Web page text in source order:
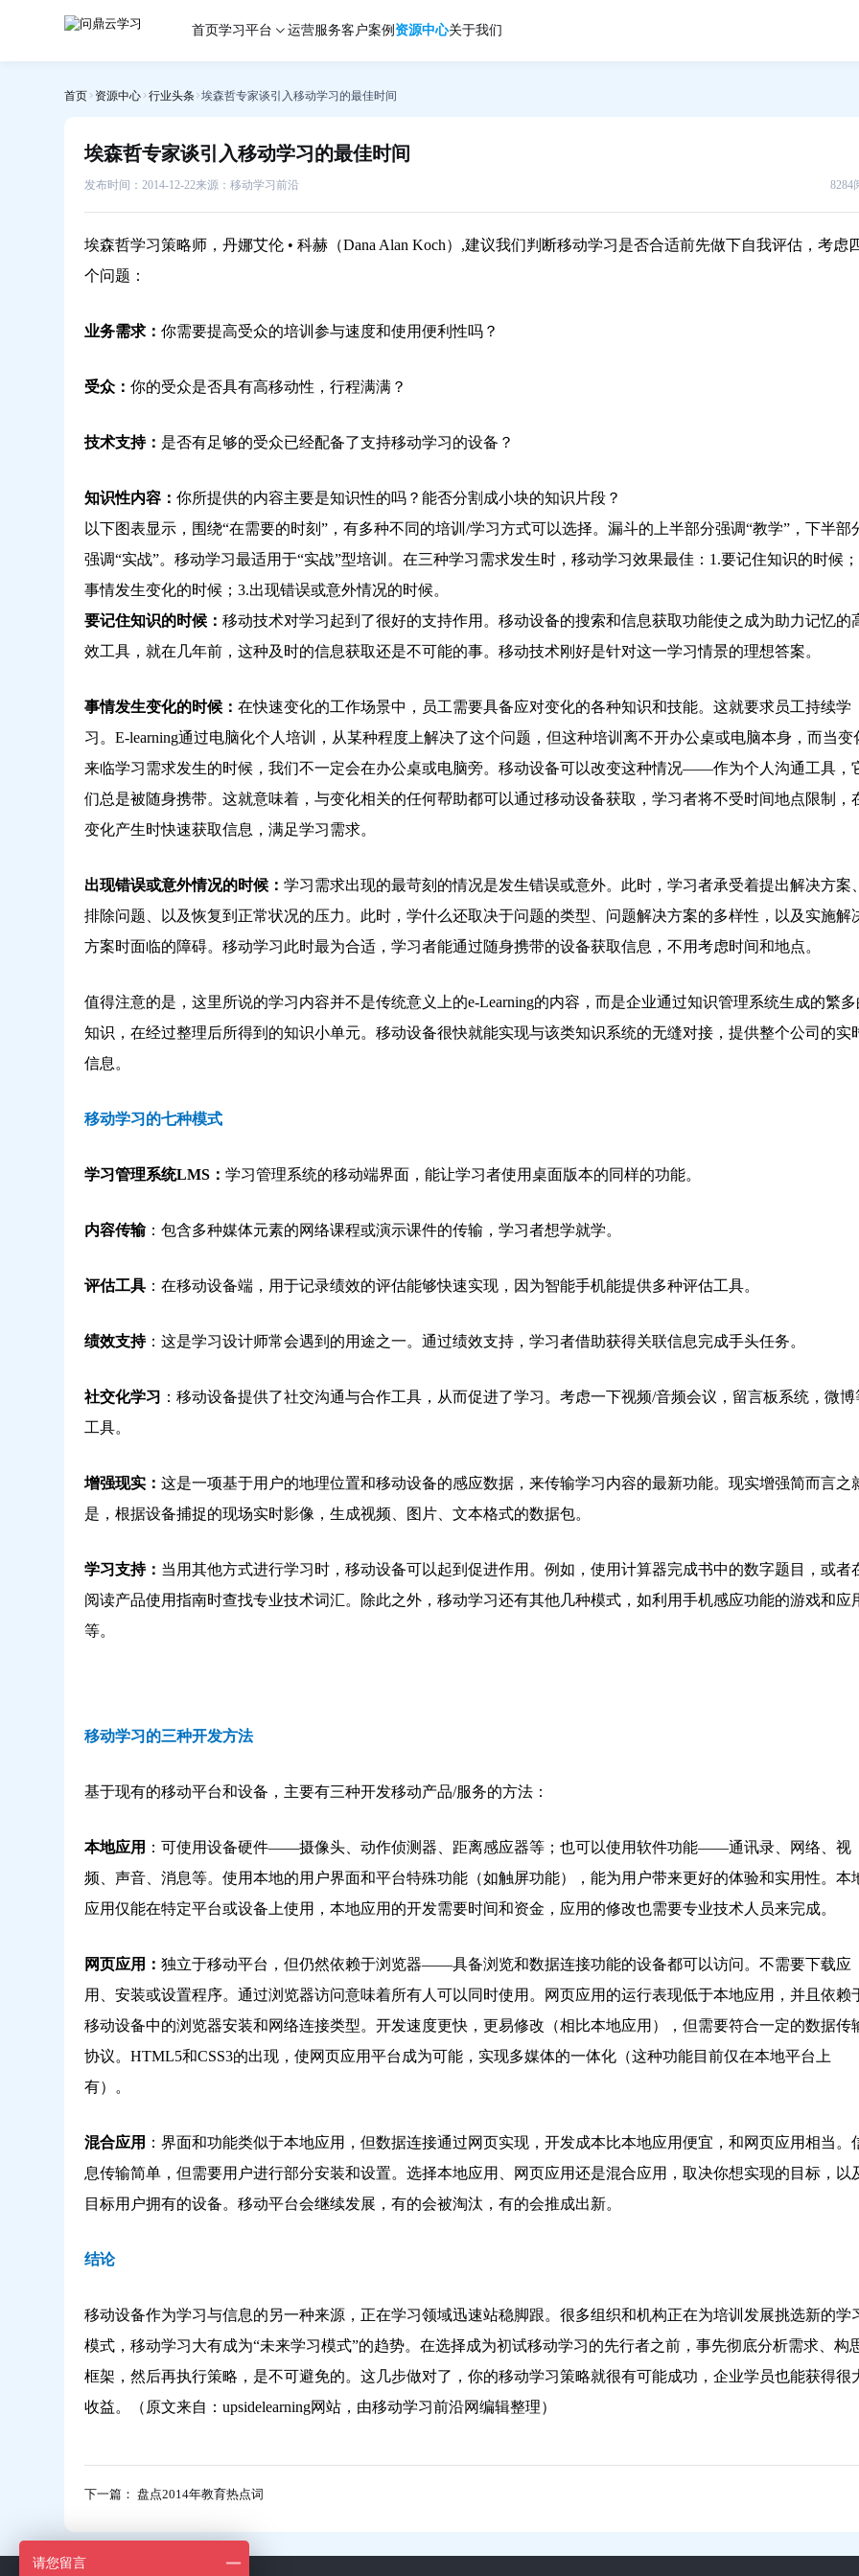
首页学习平台 运营服务客户案例 资源中心关于我们
首页 资源中心 行业头条 埃森哲专家谈引入移动学习的最佳时间
埃森哲专家谈引入移动学习的最佳时间
发布时间：2014-12-22来源：移动学习前沿 8284
埃森哲学习策略师，丹娜艾伦 • 科赫（Dana Alan Koch）,建议我们判断移动学习是否合适前先做下自我评估，考虑
个问题：
业务需求： 你需要提高受众的培训参与速度和使用便利性吗？
受众： 你的受众是否具有高移动性，行程满满？
技术支持： 是否有足够的受众已经配备了支持移动学习的设备？
知识性内容： 你所提供的内容主要是知识性的吗？能否分割成小块的知识片段？
以下图表显示，围绕“在需要的时刻”，有多种不同的培训/学习方式可以选择。漏斗的上半部分强调“教学”，下半部
强调“实战”。移动学习最适用于“实战”型培训。在三种学习需求发生时，移动学习效果最佳：1.要记住知识的时候
事情发生变化的时候；3.出现错误或意外情况的时候。
要记住知识的时候： 移动技术对学习起到了很好的支持作用。移动设备的搜索和信息获取功能使之成为助力记忆的
效工具，就在几年前，这种及时的信息获取还是不可能的事。移动技术刚好是针对这一学习情景的理想答案。
事情发生变化的时候： 在快速变化的工作场景中，员工需要具备应对变化的各种知识和技能。这就要求员工持续学
习。E-learning通过电脑化个人培训，从某种程度上解决了这个问题，但这种培训离不开办公桌或电脑本身，而当变
来临学习需求发生的时候，我们不一定会在办公桌或电脑旁。移动设备可以改变这种情况——作为个人沟通工具，
们总是被随身携带。这就意味着，与变化相关的任何帮助都可以通过移动设备获取，学习者将不受时间地点限制，
变化产生时快速获取信息，满足学习需求。
出现错误或意外情况的时候： 学习需求出现的最苛刻的情况是发生错误或意外。此时，学习者承受着提出解决方案、
排除问题、以及恢复到正常状况的压力。此时，学什么还取决于问题的类型、问题解决方案的多样性，以及实施解
方案时面临的障碍。移动学习此时最为合适，学习者能通过随身携带的设备获取信息，不用考虑时间和地点。
值得注意的是，这里所说的学习内容并不是传统意义上的e-Learning的内容，而是企业通过知识管理系统生成的繁多
知识，在经过整理后所得到的知识小单元。移动设备很快就能实现与该类知识系统的无缝对接，提供整个公司的实
信息。
移动学习的七种模式
学习管理系统LMS： 学习管理系统的移动端界面，能让学习者使用桌面版本的同样的功能。
内容传输：包含多种媒体元素的网络课程或演示课件的传输，学习者想学就学。
评估工具：在移动设备端，用于记录绩效的评估能够快速实现，因为智能手机能提供多种评估工具。
绩效支持：这是学习设计师常会遇到的用途之一。通过绩效支持，学习者借助获得关联信息完成手头任务。
社交化学习 ：移动设备提供了社交沟通与合作工具，从而促进了学习。考虑一下视频/音频会议，留言板系统，微博
工具。
增强现实： 这是一项基于用户的地理位置和移动设备的感应数据，来传输学习内容的最新功能。现实增强简而言之
是，根据设备捕捉的现场实时影像，生成视频、图片、文本格式的数据包。
学习支持： 当用其他方式进行学习时，移动设备可以起到促进作用。例如，使用计算器完成书中的数字题目，或者
阅读产品使用指南时查找专业技术词汇。除此之外，移动学习还有其他几种模式，如利用手机感应功能的游戏和应
等。
移动学习的三种开发方法
基于现有的移动平台和设备，主要有三种开发移动产品/服务的方法：
本地应用 ： 可使用设备硬件——摄像头、动作侦测器、距离感应器等；也可以使用软件功能——通讯录、网络、视
频、声音、消息等。使用本地的用户界面和平台特殊功能（如触屏功能），能为用户带来更好的体验和实用性。本
应用仅能在特定平台或设备上使用，本地应用的开发需要时间和资金，应用的修改也需要专业技术人员来完成。
网页应用： 独立于移动平台，但仍然依赖于浏览器——具备浏览和数据连接功能的设备都可以访问。不需要下载应
用、安装或设置程序。通过浏览器访问意味着所有人可以同时使用。网页应用的运行表现低于本地应用，并且依赖
移动设备中的浏览器安装和网络连接类型。开发速度更快，更易修改（相比本地应用），但需要符合一定的数据传
协议。HTML5和CSS3的出现，使网页应用平台成为可能，实现多媒体的一体化（这种功能目前仅在本地平台上
有）。
混合应用 ： 界面和功能类似于本地应用，但数据连接通过网页实现，开发成本比本地应用便宜，和网页应用相当。
息传输简单，但需要用户进行部分安装和设置。选择本地应用、网页应用还是混合应用，取决你想实现的目标，以
目标用户拥有的设备。移动平台会继续发展，有的会被淘汰，有的会推成出新。
结论
移动设备作为学习与信息的另一种来源，正在学习领域迅速站稳脚跟。很多组织和机构正在为培训发展挑选新的学
模式，移动学习大有成为“未来学习模式”的趋势。在选择成为初试移动学习的先行者之前，事先彻底分析需求、构
框架，然后再执行策略，是不可避免的。这几步做对了，你的移动学习策略就很有可能成功，企业学员也能获得很
收益。（原文来自：upsidelearning网站，由移动学习前沿网编辑整理）
下一篇： 盘点2014年教育热点词
请您留言